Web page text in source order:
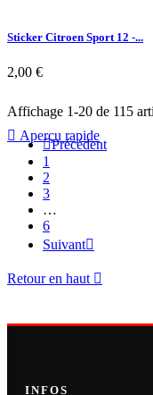
Sticker Citroen Sport 12 -...
2,00 €
 Aperçu rapide
Affichage 1-20 de 115
Précédent
1
2
3
…
6
Suivant
Retour en haut 
INFOS